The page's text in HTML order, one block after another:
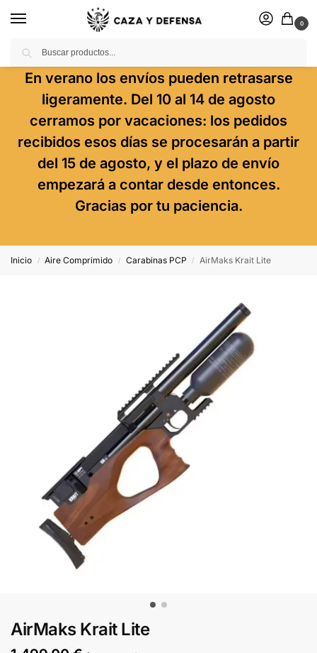
0
En verano los envíos pueden retrasarse
ligeramente. Del 10 al 14 de agosto
cerramos por vacaciones: los pedidos
recibidos esos días se procesarán a partir
del 15 de agosto, y el plazo de envío
empezará a contar desde entonces.
Gracias por tu paciencia.
Inicio / Aire Comprimido / Carabinas PCP / AirMaks Krait Lite
AirMaks Krait Lite